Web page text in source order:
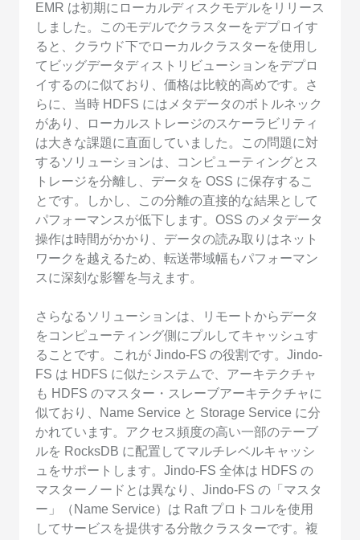
EMR は初期にローカルディスクモデルをリリース
しました。このモデルでクラスターをデプロイす
ると、クラウド下でローカルクラスターを使用し
てビッグデータディストリビューションをデプロ
イするのに似ており、価格は比較的高めです。さ
らに、当時 HDFS にはメタデータのボトルネック
があり、ローカルストレージのスケーラビリティ
は大きな課題に直面していました。この問題に対
するソリューションは、コンピューティングとス
トレージを分離し、データを OSS に保存するこ
とです。しかし、この分離の直接的な結果として
パフォーマンスが低下します。OSS のメタデータ
操作は時間がかかり、データの読み取りはネット
ワークを越えるため、転送帯域幅もパフォーマン
スに深刻な影響を与えます。
さらなるソリューションは、リモートからデータ
をコンピューティング側にプルしてキャッシュす
ることです。これが Jindo-FS の役割です。Jindo-
FS は HDFS に似たシステムで、アーキテクチャ
も HDFS のマスター・スレーブアーキテクチャに
似ており、Name Service と Storage Service に分
かれています。アクセス頻度の高い一部のテーブ
ルを RocksDB に配置してマルチレベルキャッシ
ュをサポートします。Jindo-FS 全体は HDFS の
マスターノードとは異なり、Jindo-FS の「マスタ
ー」（Name Service）は Raft プロトコルを使用
してサービスを提供する分散クラスターです。複